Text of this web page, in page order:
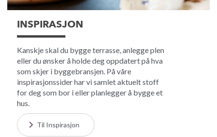
INSPIRASJON
Kanskje skal du bygge terrasse, anlegge plen
eller du ønsker å holde deg oppdatert på hva
som skjer i byggebransjen. På våre
inspirasjonssider har vi samlet aktuelt stoff
for deg som bor i eller planlegger å bygge et
hus.
Til Inspirasjon